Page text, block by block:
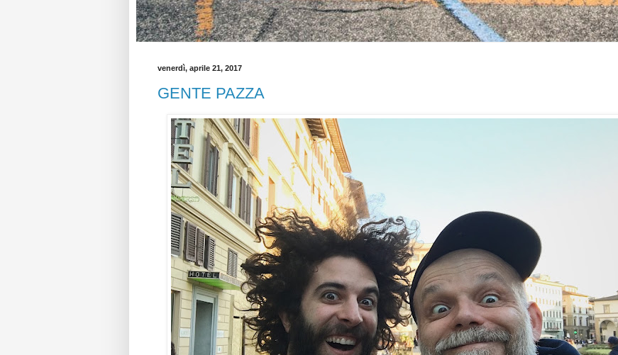
venerdì, aprile 21, 2017
GENTE PAZZA